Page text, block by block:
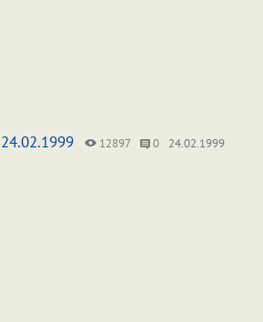
12897 0 24.02.1999